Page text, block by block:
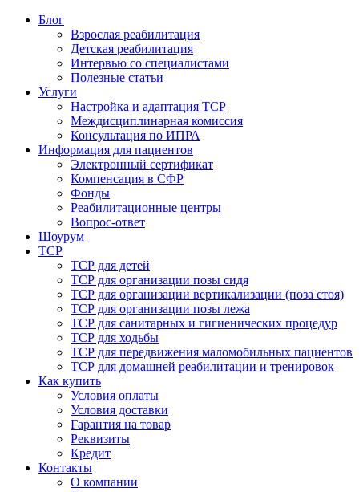
Блог
Взрослая реабилитация
Детская реабилитация
Интервью со специалистами
Полезные статьи
Услуги
Настройка и адаптация ТСР
Междисциплинарная комиссия
Консультация по ИПРА
Информация для пациентов
Электронный сертификат
Компенсация в СФР
Фонды
Реабилитационные центры
Вопрос-ответ
Шоурум
ТСР
ТСР для детей
ТСР для организации позы сидя
ТСР для организации вертикализации (поза стоя)
ТСР для организации позы лежа
ТСР для санитарных и гигиенических процедур
ТСР для ходьбы
ТСР для передвижения маломобильных пациентов
ТСР для домашней реабилитации и тренировок
Как купить
Условия оплаты
Условия доставки
Гарантия на товар
Реквизиты
Кредит
Контакты
О компании